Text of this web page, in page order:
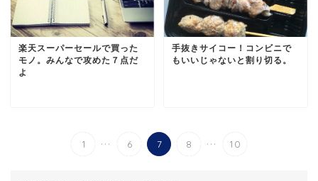
楽天スーパーセールで買った
モノ。みんなで攻めた７点だ
よ
手抜きサイコー！コンビニで
もいいじゃないと割り切る。
1 ... 6 7 8 ... 10